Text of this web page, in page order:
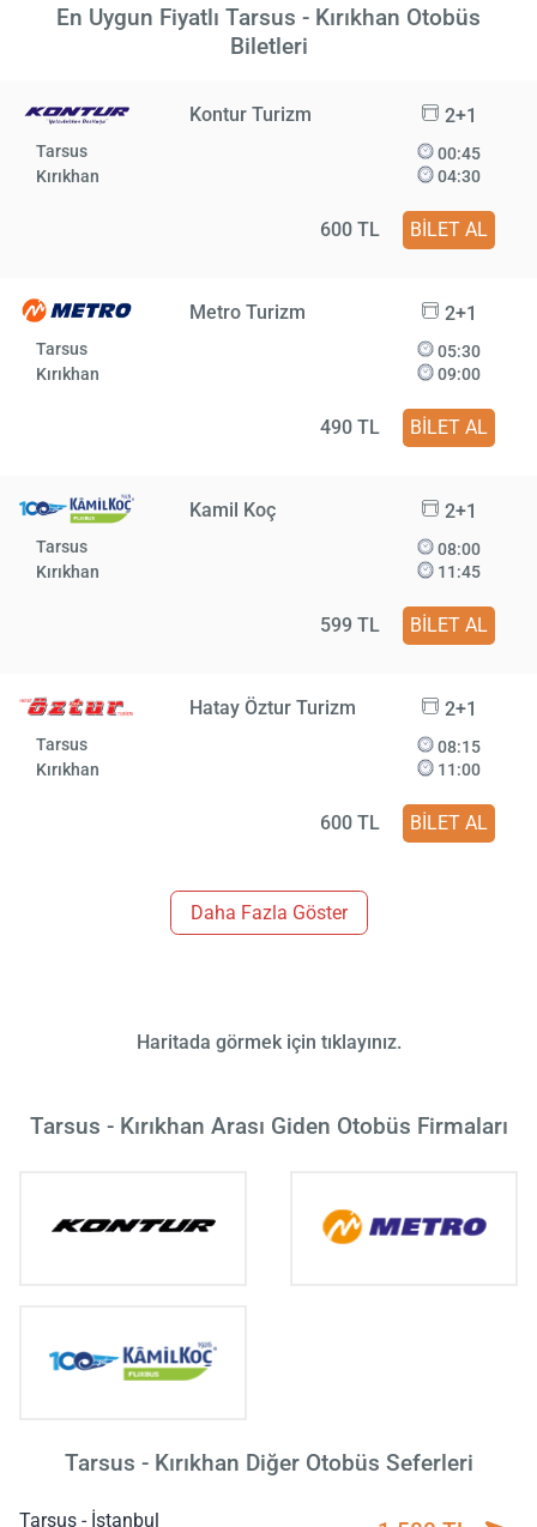
En Uygun Fiyatlı Tarsus - Kırıkhan Otobüs
Biletleri
Kontur Turizm 2+1
Tarsus
Kırıkhan
00:45
04:30
600 TL BİLET AL
Metro Turizm 2+1
Tarsus
Kırıkhan
05:30
09:00
490 TL BİLET AL
Kamil Koç 2+1
Tarsus
Kırıkhan
08:00
11:45
599 TL BİLET AL
Hatay Öztur Turizm 2+1
Tarsus
Kırıkhan
08:15
11:00
600 TL BİLET AL
Daha Fazla Göster
Haritada görmek için tıklayınız.
Tarsus - Kırıkhan Arası Giden Otobüs Firmaları
Tarsus - Kırıkhan Diğer Otobüs Seferleri
Tarsus - İstanbul